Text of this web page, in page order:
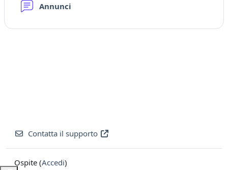
Annunci
Contatta il supporto
Ospite (Accedi)